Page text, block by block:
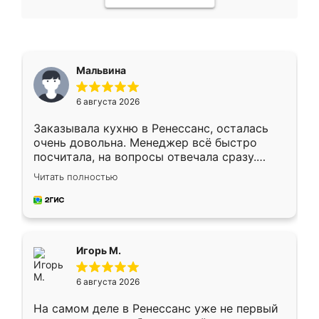
Мальвина
6 августа 2026
Заказывала кухню в Ренессанс, осталась
очень довольна. Менеджер всё быстро
посчитала, на вопросы отвечала сразу.
Замерщик приехал в субботу, подошёл к
делу со всей ответственностью. Собрали
за день, ребята работали аккуратно, даже
Читать полностью
Игорь М.
6 августа 2026
На самом деле в Ренессанс уже не первый